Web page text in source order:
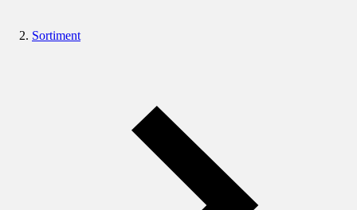
Sortiment